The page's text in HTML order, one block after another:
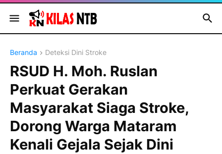
Beranda Deteksi Dini Stroke
RSUD H. Moh. Ruslan
Perkuat Gerakan
Masyarakat Siaga Stroke,
Dorong Warga Mataram
Kenali Gejala Sejak Dini